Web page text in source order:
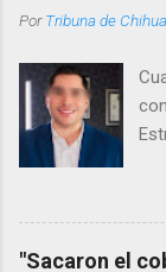
PorTribuna de
"Sacaron el